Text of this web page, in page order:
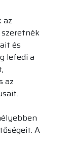
az
és
lefedi a
az
A